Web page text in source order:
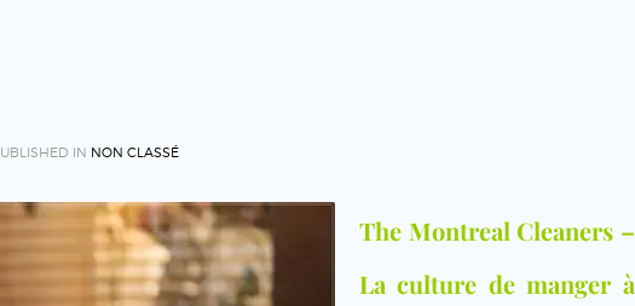
IN NON CLASSÉ
The Montreal Cleaners –
La culture de manger à